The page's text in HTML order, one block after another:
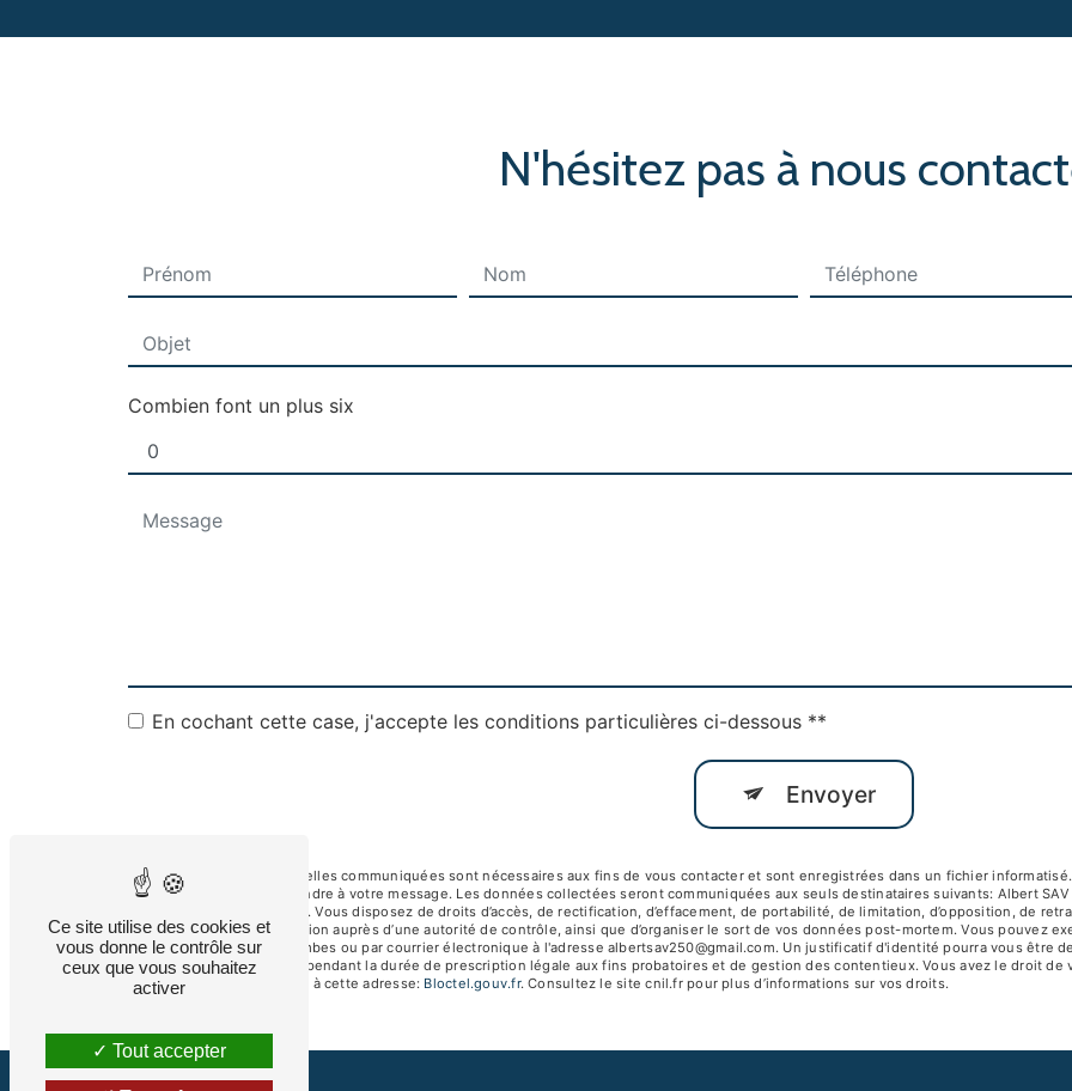
N'hésitez pas à nous
Combien font un plus six
En cochant cette case, j'accepte les conditions particulières ci-dessous **
Envoyer
** Les données personnelles communiquées sont nécessaires aux fins de vous contacter et sont enregistrées dans un fichier
dans le seul but de répondre à votre message. Les données collectées seront communiquées aux seuls destinataires suivants: Albert
albertsav250@gmail.com. Vous disposez de droits d’accès, de rectification, d’effacement, de portabilité, de limitation, d’opposition, de
d’introduire une réclamation auprès d’une autorité de contrôle, ainsi que d’organiser le sort de vos données post-mortem. Vous pouvez
92250 La Garenne-Colombes ou par courrier électronique à l'adresse albertsav250@gmail.com. Un justificatif d'identité pourra vous être
de prise de contact puis pendant la durée de prescription légale aux fins probatoires et de gestion des contentieux. Vous avez le droit
téléphonique, disponible à cette adresse:
Bloctel.gouv.fr. Consultez le site cnil.fr pour plus d’informations sur vos droits.
Ce site utilise des cookies et
vous donne le contrôle sur
ceux que vous souhaitez
activer
Tout accepter